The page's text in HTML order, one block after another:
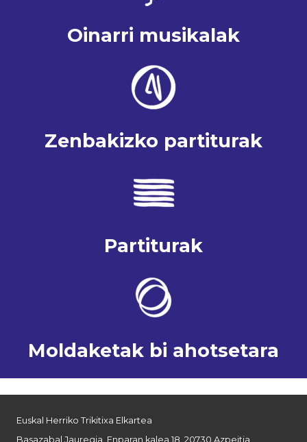
Oinarri musikalak
Zenbakizko partiturak
Partiturak
Moldaketak bi ahotsetara
Euskal Herriko Trikitixa Elkartea
Basazabal Jauregia, Enparan kalea 18, 20730 Azpeitia